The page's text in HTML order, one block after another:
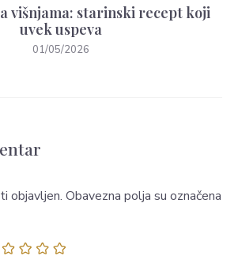
višnjama: starinski recept koji
uvek uspeva
01/05/2026
objavljen. Obavezna polja su označena